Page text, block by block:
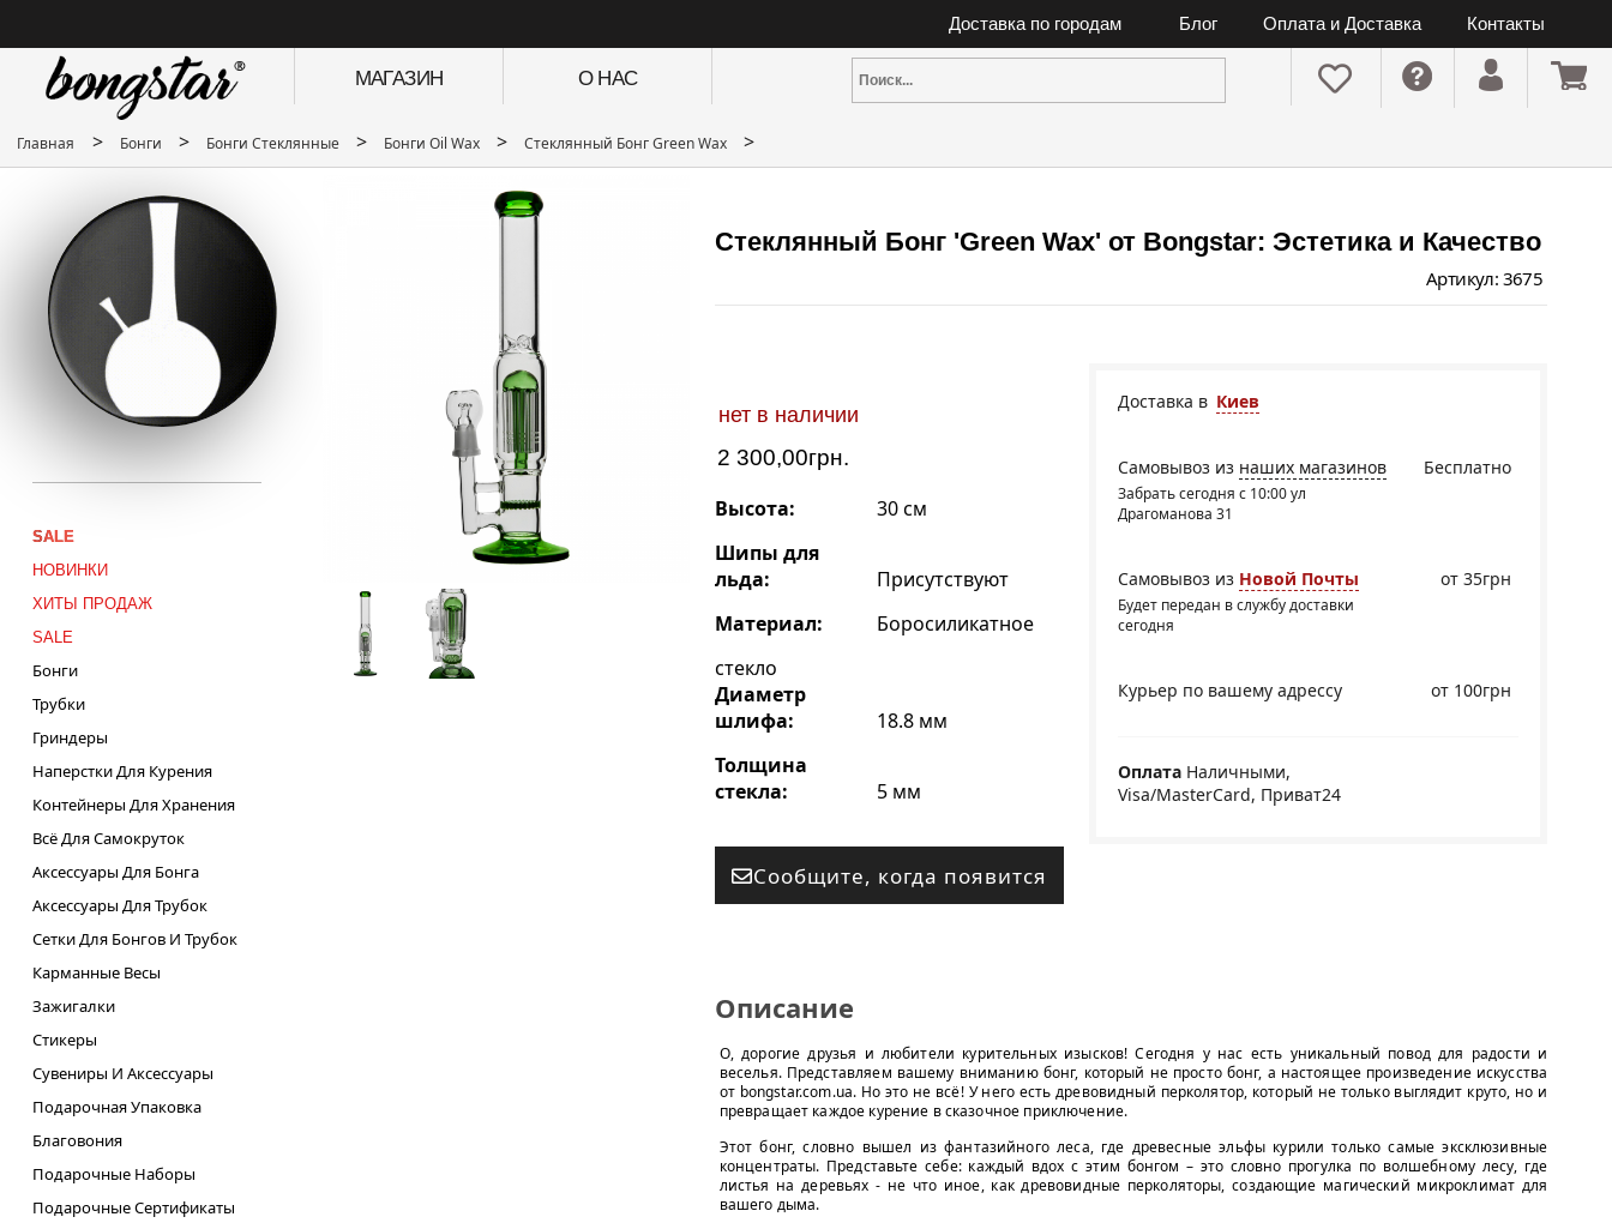
Доставка по городам Блог Оплата и Доставка Контакты
МАГАЗИН О НАС
Главная > Бонги > Бонги Стеклянные > Бонги Oil Wax > Стеклянный Бонг Green Wax >
SALE
НОВИНКИ
ХИТЫ ПРОДАЖ
SALE
Бонги
Трубки
Гриндеры
Наперстки Для Курения
Контейнеры Для Хранения
Всё Для Самокруток
Аксессуары Для Бонга
Аксессуары Для Трубок
Сетки Для Бонгов И Трубок
Карманные Весы
Зажигалки
Стикеры
Сувениры И Аксессуары
Подарочная Упаковка
Благовония
Подарочные Наборы
Подарочные Сертификаты
Стеклянный Бонг 'Green Wax' от Bongstar: Эстетика и Качество
Артикул: 3675
нет в наличии
2 300,00грн.
Высота:
30 см
Шипы для
льда:
Присутствуют
Материал:
Боросиликатное
стекло
Диаметр
шлифа:
18.8 мм
Толщина
стекла:
5 мм
Сообщите, когда появится
Доставка в Киев
Бесплатно
Самовывоз из наших магазинов
Забрать сегодня с 10:00 ул
Драгоманова 31
Самовывоз из Новой Почты
Будет передан в службу доставки
сегодня
от 35грн
Курьер по вашему адрессу от 100грн
Оплата Наличными,
Visa/MasterCard, Приват24
Описание
О, дорогие друзья и любители курительных изысков! Сегодня у нас есть уникальный повод для радости и
веселья. Представляем вашему вниманию бонг, который не просто бонг, а настоящее произведение искусства
от bongstar.com.ua. Но это не всё! У него есть древовидный перколятор, который не только выглядит круто, но и
превращает каждое курение в сказочное приключение.
Этот бонг, словно вышел из фантазийного леса, где древесные эльфы курили только самые эксклюзивные
концентраты. Представьте себе: каждый вдох с этим бонгом – это словно прогулка по волшебному лесу, где
листья на деревьях - не что иное, как древовидные перколяторы, создающие магический микроклимат для
вашего дыма.